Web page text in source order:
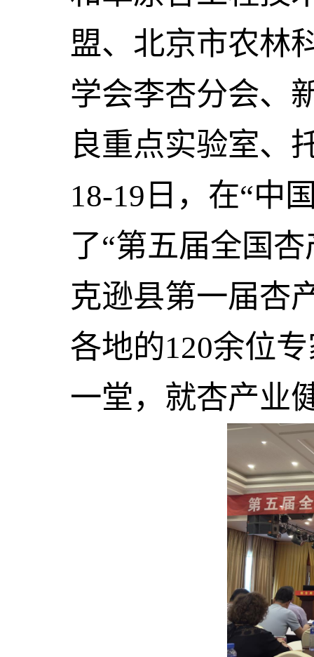
盟、北京市农林
学会李杏分会、
良重点实验室、
18-19 日，在“中
了“第五届全国
克逊县第一届杏
各地的120余位
一堂，就杏产业